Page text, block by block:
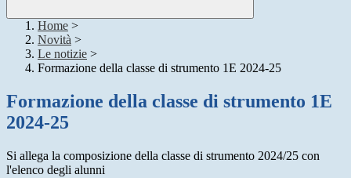
Home >
Novità >
Le notizie >
Formazione della classe di strumento 1E 2024-25
Formazione della classe di strumento 1E
2024-25
Si allega la composizione della classe di strumento 2024/25 con
l'elenco degli alunni